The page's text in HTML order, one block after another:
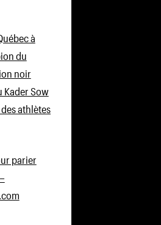
à
du
noir
Kader Sow
athlètes
parier